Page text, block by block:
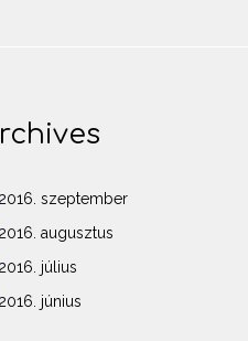
2016. szeptember
2016. augusztus
2016. július
2016. június